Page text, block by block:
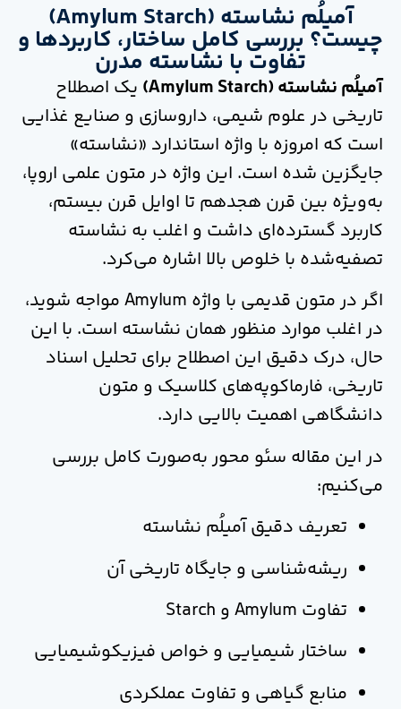
آمیلُم نشاسته (Amylum Starch)
چیست؟ بررسی کامل ساختار، کاربردها و
تفاوت با نشاسته مدرن
آمیلُم نشاسته (Amylum Starch)
یک اصطلاح
تاریخی در علوم شیمی، داروسازی و صنایع غذایی
است که امروزه با واژه استاندارد «نشاسته»
جایگزین شده است. این واژه در متون علمی اروپا،
به‌ویژه بین قرن هجدهم تا اوایل قرن بیستم،
کاربرد گسترده‌ای داشت و اغلب به نشاسته
تصفیه‌شده با خلوص بالا اشاره می‌کرد.
اگر در متون قدیمی با واژه Amylum مواجه شوید،
در اغلب موارد منظور همان نشاسته است. با این
حال، درک دقیق این اصطلاح برای تحلیل اسناد
تاریخی، فارماکوپه‌های کلاسیک و متون
دانشگاهی اهمیت بالایی دارد.
در این مقاله سئو محور به‌صورت کامل بررسی
می‌کنیم:
تعریف دقیق آمیلُم نشاسته
ریشه‌شناسی و جایگاه تاریخی آن
تفاوت Amylum و Starch
ساختار شیمیایی و خواص فیزیکوشیمیایی
منابع گیاهی و تفاوت عملکردی